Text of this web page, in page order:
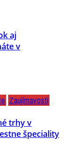
aj
v
Zaujímavosti
trhy v
špeciality